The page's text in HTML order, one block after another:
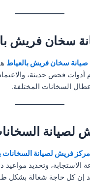
سخان فريش
سخان فريش بالعياط
أدوات فحص حديثة،
السخانات المختلفة.
لصيانة
مركز فريش لصيانة السخانات
وتحديد مواعيد
إن كل حاجة شغالة بشكل